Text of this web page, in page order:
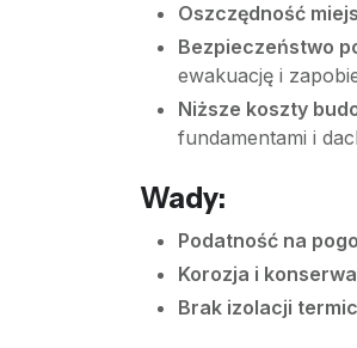
Oszczędność
Bezpieczeństwo
ewakuację i
Niższe koszty
fundamentami i
Wady:
Podatność na
Korozja i
Brak izolacji